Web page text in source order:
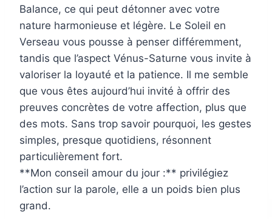
Balance, ce qui peut détonner avec votre
nature harmonieuse et légère. Le Soleil en
Verseau vous pousse à penser différemment,
tandis que l’aspect Vénus-Saturne vous invite à
valoriser la loyauté et la patience. Il me semble
que vous êtes aujourd’hui invité à offrir des
preuves concrètes de votre affection, plus que
des mots. Sans trop savoir pourquoi, les gestes
simples, presque quotidiens, résonnent
particulièrement fort.
**Mon conseil amour du jour :** privilégiez
l’action sur la parole, elle a un poids bien plus
grand.